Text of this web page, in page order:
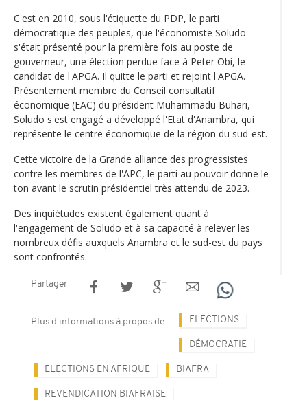
C'est en 2010, sous l'étiquette du PDP, le parti
démocratique des peuples, que l'économiste Soludo
s'était présenté pour la première fois au poste de
gouverneur, une élection perdue face à Peter Obi, le
candidat de l'APGA. Il quitte le parti et rejoint l'APGA.
Présentement membre du Conseil consultatif
économique (EAC) du président Muhammadu Buhari,
Soludo s'est engagé a développé l'Etat d'Anambra, qui
représente le centre économique de la région du sud-est.
Cette victoire de la Grande alliance des progressistes
contre les membres de l'APC, le parti au pouvoir donne le
ton avant le scrutin présidentiel très attendu de 2023.
Des inquiétudes existent également quant à
l'engagement de Soludo et à sa capacité à relever les
nombreux défis auxquels Anambra et le sud-est du pays
sont confrontés.
Partager
Plus d'informations à propos de ELECTIONS
DÉMOCRATIE
ELECTIONS EN AFRIQUE BIAFRA
REVENDICATION BIAFRAISE